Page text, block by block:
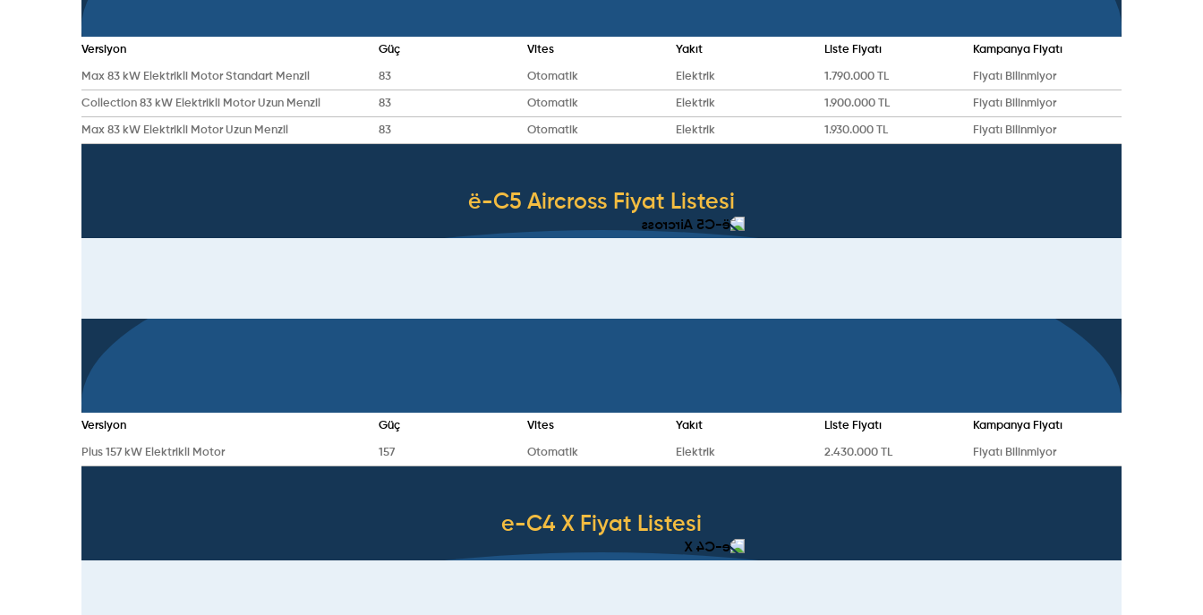
Versiyon Güç Vites Yakıt Liste Fiyatı Kampanya Fiyatı
Max 83 kW Elektrikli Motor Standart Menzil 83 Otomatik Elektrik 1.790.000 TL Fiyatı Bilinmiyor
Collection 83 kW Elektrikli Motor Uzun Menzil 83 Otomatik Elektrik 1.900.000 TL Fiyatı Bilinmiyor
Max 83 kW Elektrikli Motor Uzun Menzil 83 Otomatik Elektrik 1.930.000 TL Fiyatı Bilinmiyor
ë-C5 Aircross Fiyat Listesi
Versiyon Güç Vites Yakıt Liste Fiyatı Kampanya Fiyatı
Plus 157 kW Elektrikli Motor 157 Otomatik Elektrik 2.430.000 TL Fiyatı Bilinmiyor
e-C4 X Fiyat Listesi